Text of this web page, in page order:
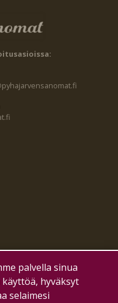
palvella sinua
hyväksyt
selaimesi